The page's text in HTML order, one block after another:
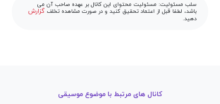
سلب مسئولیت: مسئولیت محتوای این کانال بر عهده صاحب آن می
باشد، لطفا قبل از اعتماد تحقیق کنید و در صورت مشاهده تخلف گزارش
دهید.
کانال های مرتبط با موضوع موسیقی